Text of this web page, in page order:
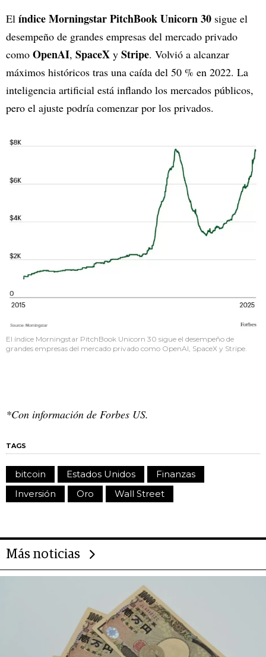
El índice Morningstar PitchBook Unicorn 30 sigue el
desempeño de grandes empresas del mercado privado
como OpenAI, SpaceX y Stripe. Volvió a alcanzar
máximos históricos tras una caída del 50 % en 2022. La
inteligencia artificial está inflando los mercados públicos,
pero el ajuste podría comenzar por los privados.
El índice Morningstar PitchBook Unicorn 30 sigue el desempeño de
grandes empresas del mercado privado como OpenAI, SpaceX y Stripe.
*Con información de Forbes US.
TAGS
bitcoin Estados Unidos
Finanzas
Inversión
Oro Wall Street
Más noticias